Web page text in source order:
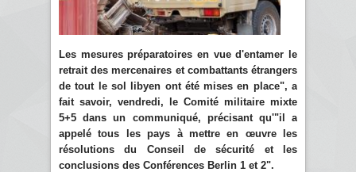
Les mesures préparatoires en vue d'entamer le
retrait des mercenaires et combattants étrangers
de tout le sol libyen ont été mises en place", a
fait savoir, vendredi, le Comité militaire mixte
5+5 dans un communiqué, précisant qu'"il a
appelé tous les pays à mettre en œuvre les
résolutions du Conseil de sécurité et les
conclusions des Conférences Berlin 1 et 2".